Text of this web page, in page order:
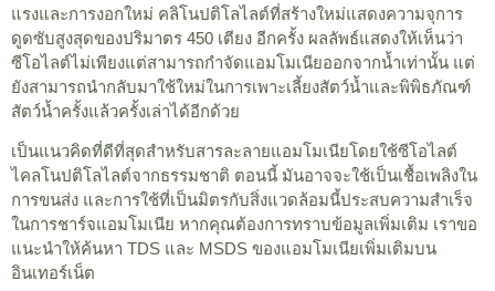
แรงและการงอกใหม่ คลิโนปติโลไลต์ที่สร้างใหม่แสดงความจุการ
ดูดซับสูงสุดของปริมาตร 450 เตียง อีกครั้ง ผลลัพธ์แสดงให้เห็นว่า
ซีโอไลต์ไม่เพียงแต่สามารถกำจัดแอมโมเนียออกจากน้ำเท่านั้น แต่
ยังสามารถนำกลับมาใช้ใหม่ในการเพาะเลี้ยงสัตว์น้ำและพิพิธภัณฑ์
สัตว์น้ำครั้งแล้วครั้งเล่าได้อีกด้วย
เป็นแนวคิดที่ดีที่สุดสำหรับสารละลายแอมโมเนียโดยใช้ซีโอไลต์
ไคลโนปติโลไลต์จากธรรมชาติ ตอนนี้ มันอาจจะใช้เป็นเชื้อเพลิงใน
การขนส่ง และการใช้ที่เป็นมิตรกับสิ่งแวดล้อมนี้ประสบความสำเร็จ
ในการชาร์จแอมโมเนีย หากคุณต้องการทราบข้อมูลเพิ่มเติม เราขอ
แนะนำให้ค้นหา TDS และ MSDS ของแอมโมเนียเพิ่มเติมบน
อินเทอร์เน็ต